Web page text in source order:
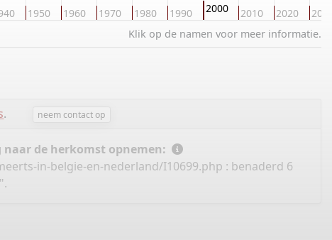
1950 1960 1970 1980 1990 2000 2010 2020
Klik op de namen voor meer informatie.
. neem contact op
de herkomst opnemen:
in-belgie-en-nederland/I10699.php : benaderd 6